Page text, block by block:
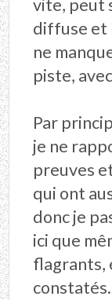
vite, peut
diffuse et
ne
piste,
Par
je ne
preuves
qui ont
donc je
ici que
flagrants,